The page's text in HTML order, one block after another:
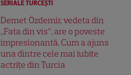
SERIALE TURCEŞTI
Demet Özdemir, vedeta din
„Fata din vis”, are o poveste
impresionantă. Cum a ajuns
una dintre cele mai iubite
actrițe din Turcia